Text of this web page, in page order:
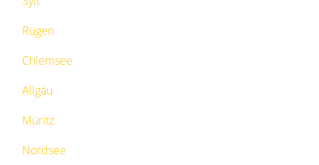
Rügen
Chiemsee
Allgäu
Müritz
Nordsee